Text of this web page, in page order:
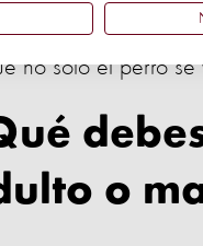
Con esas
no solo el perro se
o